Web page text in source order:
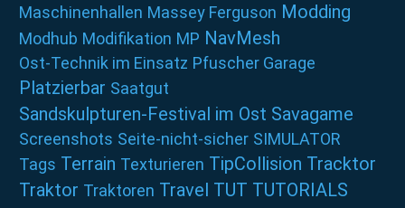
Maschinenhallen Massey Ferguson Modding
Modhub Modifikation MP NavMesh
Ost-Technik im Einsatz Pfuscher Garage
Platzierbar Saatgut
Sandskulpturen-Festival im Ost Savagame
Screenshots Seite-nicht-sicher SIMULATOR
Tags Terrain Texturieren TipCollision Tracktor
Traktor Traktoren Travel TUT TUTORIALS